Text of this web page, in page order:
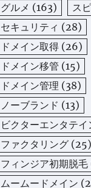
グルメ (163) ス
セキュリティ (28)
ドメイン取得 (26)
ドメイン移管 (15)
ドメイン管理 (38)
ノーブランド (13)
ビクターエンタテイ
ファクタリング (25)
フィンジア初期脱毛
ムームードメイン